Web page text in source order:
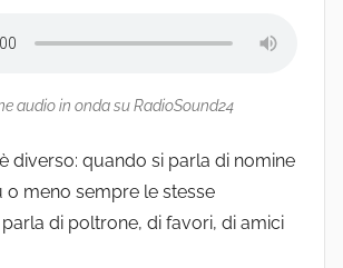
audio in onda su RadioSound24
diverso: quando si parla di nomine
o meno sempre le stesse
di poltrone, di favori, di amici